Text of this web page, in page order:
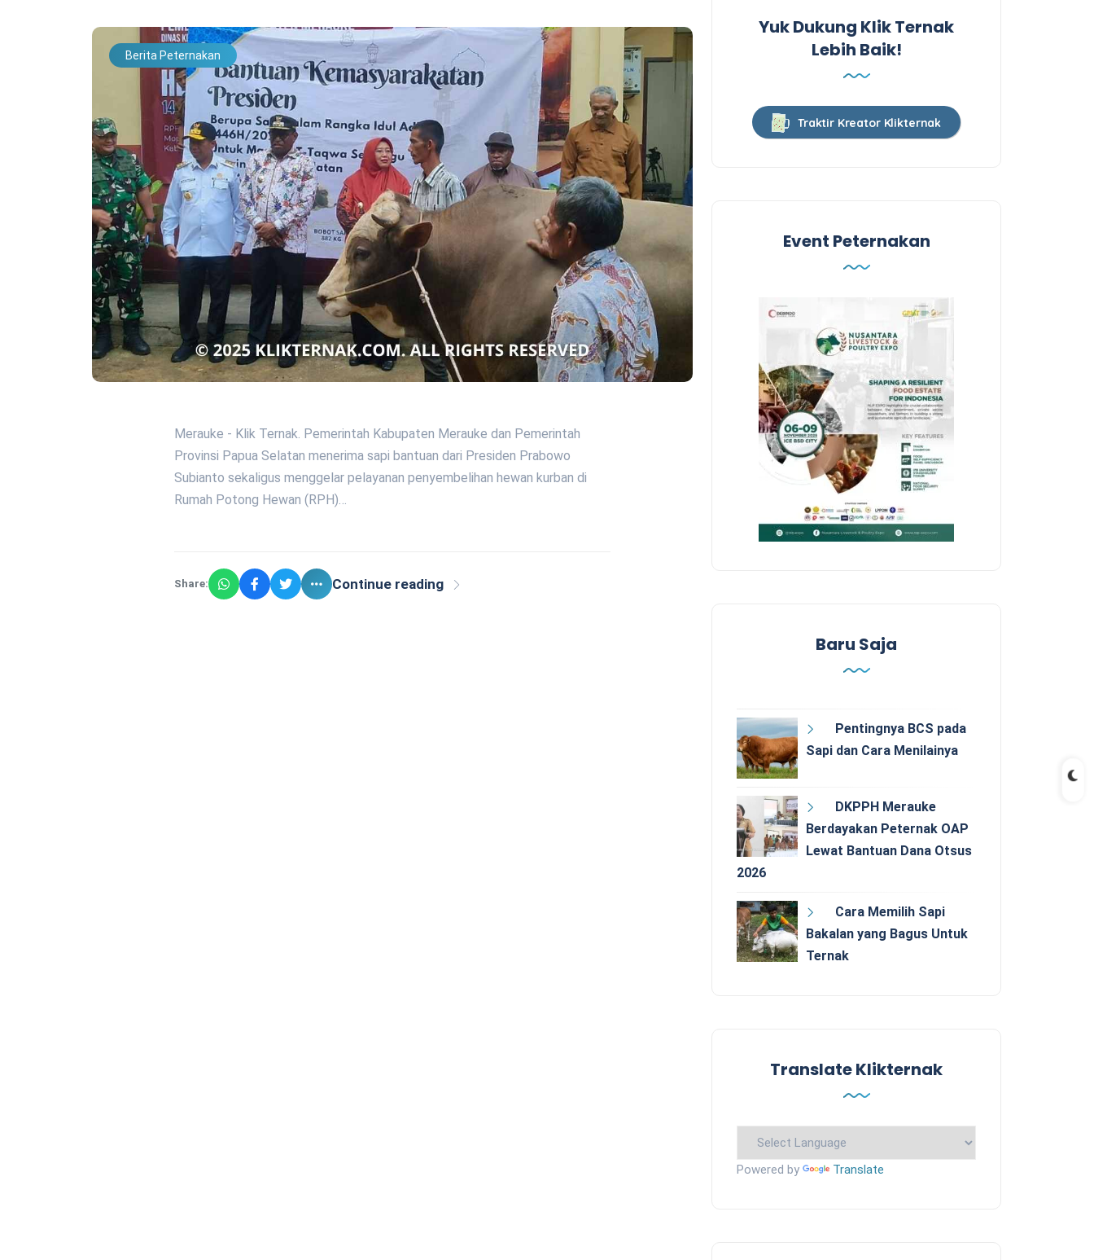
Berita Peternakan
Merauke - Klik Ternak. Pemerintah Kabupaten Merauke dan Pemerintah
Provinsi Papua Selatan menerima sapi bantuan dari Presiden Prabowo
Subianto sekaligus menggelar pelayanan penyembelihan hewan kurban di
Rumah Potong Hewan (RPH)…
Share: Continue reading
Yuk Dukung Klik Ternak
Lebih Baik!
Traktir Kreator Klikternak
Event Peternakan
Baru Saja
Pentingnya BCS pada
Sapi dan Cara Menilainya
DKPPH Merauke
Berdayakan Peternak OAP
Lewat Bantuan Dana Otsus
2026
Cara Memilih Sapi
Bakalan yang Bagus Untuk
Ternak
Translate Klikternak
Powered by Translate